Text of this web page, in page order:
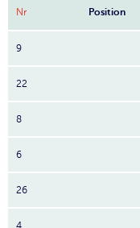
Nr Position
9
22
8
6
26
4